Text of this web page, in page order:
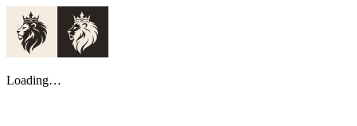
Loading…